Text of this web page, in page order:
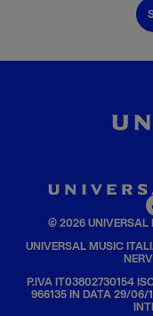
© 2026 UNIVERSAL
UNIVERSAL MUSIC
P.IVA IT03802730154
966135 IN DATA 29/06/